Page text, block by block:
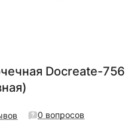
Docreate-756
0 вопросов